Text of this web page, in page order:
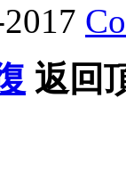
返回